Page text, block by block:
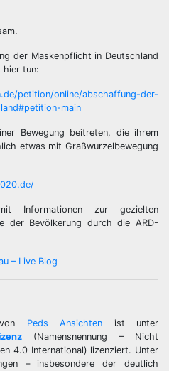
der Maskenpflicht in Deutschland
hier tun:
petition/online/abschaffung-der-
main
Bewegung beitreten, die ihrem
etwas mit Graßwurzelbewegung
Informationen zur gezielten
der Bevölkerung durch die ARD-
– Live Blog
von Peds Ansichten ist unter
(Namensnennung – Nicht
4.0 International) lizenziert. Unter
– insbesondere der deutlich